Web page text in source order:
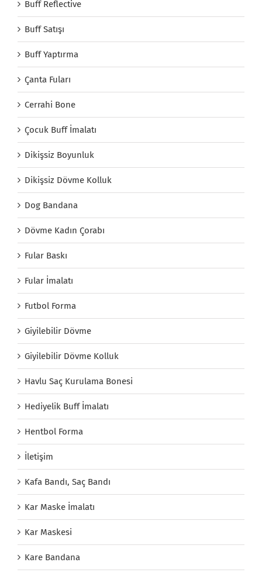
Buff Reflective
Buff Satışı
Buff Yaptırma
Çanta Fuları
Cerrahi Bone
Çocuk Buff İmalatı
Dikişsiz Boyunluk
Dikişsiz Dövme Kolluk
Dog Bandana
Dövme Kadın Çorabı
Fular Baskı
Fular İmalatı
Futbol Forma
Giyilebilir Dövme
Giyilebilir Dövme Kolluk
Havlu Saç Kurulama Bonesi
Hediyelik Buff İmalatı
Hentbol Forma
İletişim
Kafa Bandı, Saç Bandı
Kar Maske İmalatı
Kar Maskesi
Kare Bandana